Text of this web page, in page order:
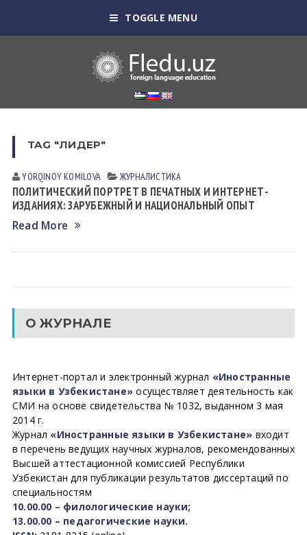
TOGGLE MENU
TAG "ЛИДЕР"
YORQINOY KOMILOVA ЖУРНАЛИСТИКА
ПОЛИТИЧЕСКИЙ ПОРТРЕТ В ПЕЧАТНЫХ И ИНТЕРНЕТ-
ИЗДАНИЯХ: ЗАРУБЕЖНЫЙ И НАЦИОНАЛЬНЫЙ ОПЫТ
Read More
О ЖУРНАЛЕ
Интернет-портал и электронный журнал «Иностранные
языки в Узбекистане» осуществляет деятельность как
СМИ на основе свидетельства № 1032, выданном 3 мая
2014 г.
Журнал «Иностранные языки в Узбекистане» входит
в перечень ведущих научных журналов, рекомендованных
Высшей аттестационной комиссией Республики
Узбекистан для публикации результатов диссертаций по
специальностям
10.00.00 – филологические науки;
13.00.00 – педагогические науки.